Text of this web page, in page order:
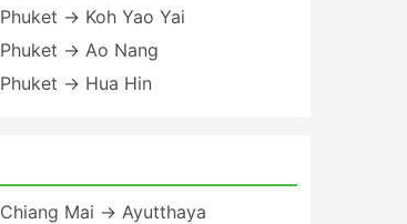
Phuket → Koh Yao Yai
Phuket → Ao Nang
Phuket → Hua Hin
Chiang Mai → Ayutthaya